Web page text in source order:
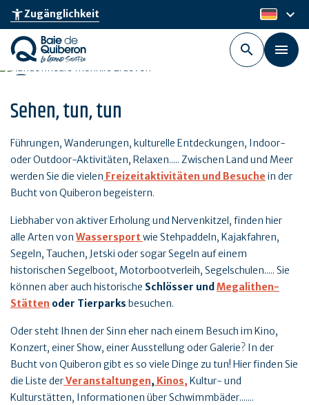
Skip
main
content
accessibility_newZugänglichkeit de
keyboard_arrow_down
Sehen, tun, tun
Führungen, Wanderungen, kulturelle Entdeckungen, Indoor-
oder Outdoor-Aktivitäten, Relaxen..... Zwischen Land und Meer
werden Sie die vielen Freizeitaktivitäten und Besuche in der
Bucht von Quiberon begeistern.
Liebhaber von aktiver Erholung und Nervenkitzel, finden hier
alle Arten von Wassersport wie Stehpaddeln, Kajakfahren,
Segeln, Tauchen, Jetski oder sogar Segeln auf einem
historischen Segelboot, Motorbootverleih, Segelschulen..... Sie
können aber auch historische Schlösser und Megalithen-
Stätten oder Tierparks besuchen.
Oder steht Ihnen der Sinn eher nach einem Besuch im Kino,
Konzert, einer Show, einer Ausstellung oder Galerie? In der
Bucht von Quiberon gibt es so viele Dinge zu tun! Hier finden Sie
die Liste derVeranstaltungen, Kinos, Kultur- und
Kulturstätten, Informationen über Schwimmbäder.......